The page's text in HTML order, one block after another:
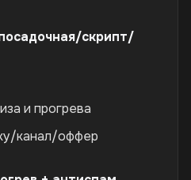
скрипт/
и прогрева
канал/оффер